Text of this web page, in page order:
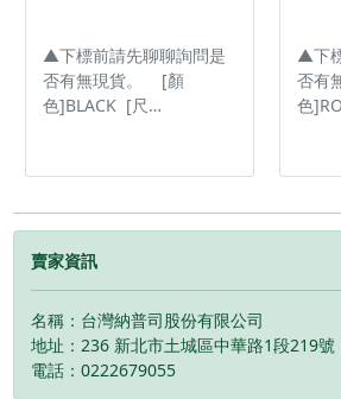
反光印刷，加強夜間安全
性 #台灣納普司
#RSTAICHI
幕顯示色差會略有不同，
請依實物為主。 ---------
--------------------------------
-------------------------------
反光
性 #
幕顯
請依
▲下標前請先聊聊詢問是
否有無現貨。 [顏
色]BLACK [尺
「DRYMASTER」 適合所
鞋底邊緣有大型保護裝
置，連結外部結構，可在
帶緊固系統，可利用調節
盤取代鞋帶；戴手套時也
可輕鬆調節 ▲ 左腳有擋
▲下
否有
色
「
鞋底
盤取
賣家資訊
名稱：台灣納普司股份有限公司
地址：236 新北市土城區中華路1段219號
電話：0222679055